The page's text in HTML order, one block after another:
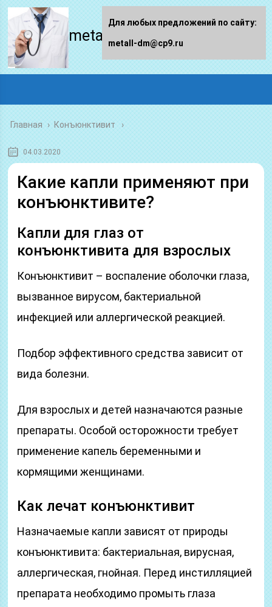
metall-dm.ru
Главная › Конъюнктивит
04.03.2020
Какие капли применяют при
конъюнктивите?
Капли для глаз от
конъюнктивита для взрослых
Конъюнктивит – воспаление оболочки глаза,
вызванное вирусом, бактериальной
инфекцией или аллергической реакцией.
Подбор эффективного средства зависит от
вида болезни.
Для взрослых и детей назначаются разные
препараты. Особой осторожности требует
применение капель беременными и
кормящими женщинами.
Как лечат конъюнктивит
Назначаемые капли зависят от природы
конъюнктивита: бактериальная, вирусная,
аллергическая, гнойная. Перед инстилляцией
препарата необходимо промыть глаза
Для любых предложений по сайту:
metall-dm@cp9.ru